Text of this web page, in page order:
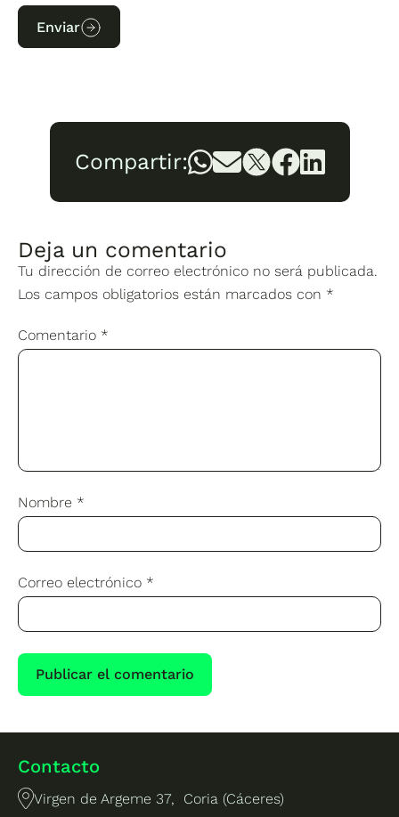
Enviar
Compartir:
Deja un comentario
Tu dirección de correo electrónico no será publicada.
Los campos obligatorios están marcados con *
Comentario *
Nombre *
Correo electrónico *
Contacto
Virgen de Argeme 37, Coria (Cáceres)